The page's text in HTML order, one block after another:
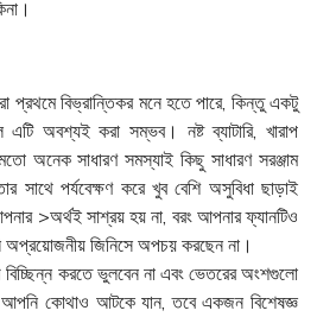
প্রথমে বিভ্রান্তিকর মনে হতে পারে, কিন্তু একটু
এটি অবশ্যই করা সম্ভব। নষ্ট ব্যাটারি, খারাপ
অনেক সাধারণ সমস্যাই কিছু সাধারণ সরঞ্জাম
সাথে পর্যবেক্ষণ করে খুব বেশি অসুবিধা ছাড়াই
>অর্থই সাশ্রয়হয় না, বরং আপনার ফ্যানটিও
অপ্রয়োজনীয় জিনিসে অপচয় করছেন না।
করতে ভুলবেন না এবং ভেতরের অংশগুলো
আপনি কোথাও আটকে যান, তবে একজন বিশেষজ্ঞ